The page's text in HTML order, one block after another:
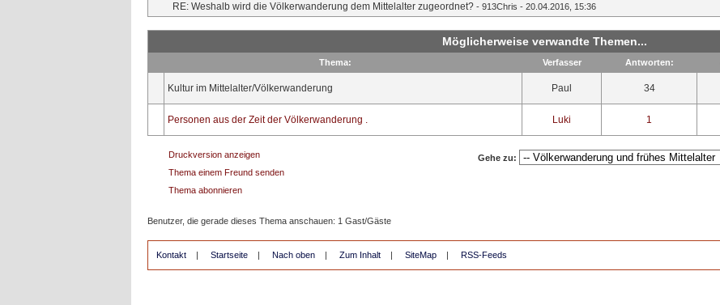
RE: Weshalb wird die Völkerwanderung dem Mittelalter zugeordnet? - 913Chris - 20.04.2016, 15:36
Möglicherweise verwandte Themen...
Thema: Verfasser Antworten:
Kultur im Mittelalter/Völkerwanderung Paul 34
Personen aus der Zeit der Völkerwanderung . Luki 1
Druckversion anzeigen
Thema einem Freund senden
Thema abonnieren
Gehe zu:
Benutzer, die gerade dieses Thema anschauen: 1 Gast/Gäste
Kontakt | Startseite | Nach oben | Zum Inhalt | SiteMap | RSS-Feeds